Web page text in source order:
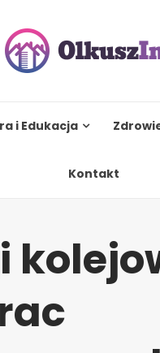
i Edukacja
Kontakt